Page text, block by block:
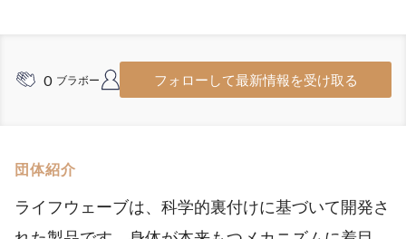
0 ブラボー フォロワー
フォローして最新情報を受け取る
団体紹介
ライフウェーブは、科学的裏付けに基づいて開発さ